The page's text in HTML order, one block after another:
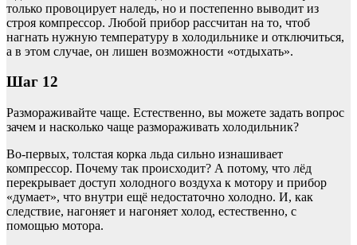
только провоцирует наледь, но и постепенно выводит из
строя компрессор. Любой прибор рассчитан на то, чтоб
нагнать нужную температуру в холодильнике и отключиться,
а в этом случае, он лишен возможности «отдыхать».
Шаг 12
Размораживайте чаще. Естественно, вы можете задать вопрос
зачем и насколько чаще размораживать холодильник?
Во-первых, толстая корка льда сильно изнашивает
компрессор. Почему так происходит? А потому, что лёд
перекрывает доступ холодного воздуха к мотору и прибор
«думает», что внутри ещё недостаточно холодно. И, как
следствие, нагоняет и нагоняет холод, естественно, с
помощью мотора.